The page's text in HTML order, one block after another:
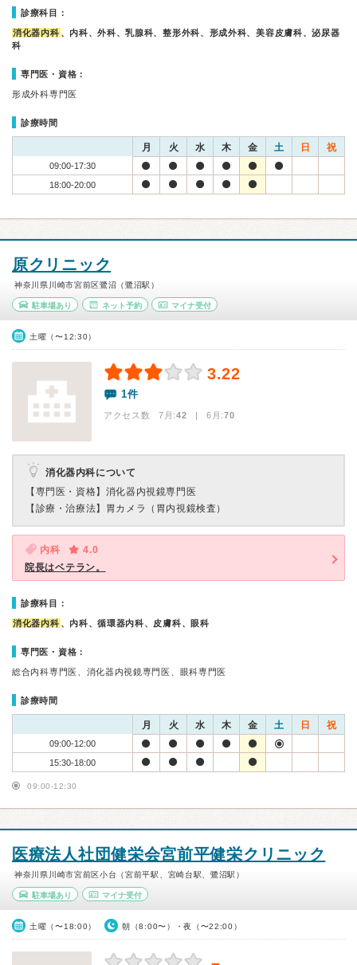
診療科目：
消化器内科 、内科、外科、乳腺科、整形外科、形成外科、美容皮膚科、泌尿器
科
専門医・資格：
形成外科専門医
診療時間
月 火 水 木 金 土 日 祝
09:00-17:30
18:00-20:00
原クリニック
神奈川県川崎市宮前区鷺沼（鷺沼駅）
駐車場あり ネット予約 マイナ受付
土曜（〜12:30）
3.22
1件
アクセス数 7月:42 | 6月:70
消化器内科について
【専門医・資格】 消化器内視鏡専門医
【診療・治療法】 胃カメラ（胃内視鏡検査）
内科
4.0
院長はベテラン。
診療科目：
消化器内科 、内科、循環器内科、皮膚科、眼科
専門医・資格：
総合内科専門医、消化器内視鏡専門医、眼科専門医
診療時間
月 火 水 木 金 土 日 祝
09:00-12:00
15:30-18:00
09:00-12:30
医療法人社団健栄会宮前平健栄クリニック
神奈川県川崎市宮前区小台（宮前平駅、宮崎台駅、鷺沼駅）
駐車場あり マイナ受付
土曜（〜18:00） 朝（8:00〜）・夜（〜22:00）